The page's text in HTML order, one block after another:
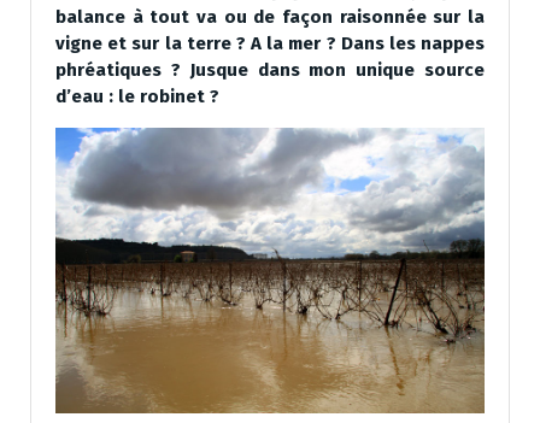
balance à tout va ou de façon raisonnée sur la
vigne et sur la terre ? A la mer ? Dans les nappes
phréatiques ? Jusque dans mon unique source
d’eau : le robinet ?